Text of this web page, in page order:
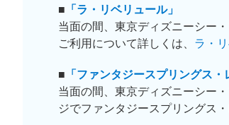
■ 「ラ・リベリュール」
当面の間、東京ディズニーシー
ご利用について詳しくは、 ラ・
■ 「ファンタジースプリングス・
当面の間、東京ディズニーシー
ジでファンタジースプリングス